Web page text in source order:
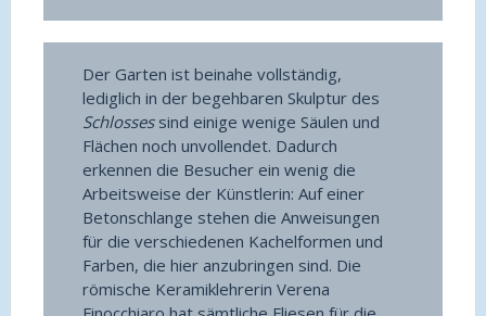
Der Garten ist beinahe vollständig,
lediglich in der begehbaren Skulptur des
Schlossessind einige wenige Säulen und
Flächen noch unvollendet. Dadurch
erkennen die Besucher ein wenig die
Arbeitsweise der Künstlerin: Auf einer
Betonschlange stehen die Anweisungen
für die verschiedenen Kachelformen und
Farben, die hier anzubringen sind. Die
römische Keramiklehrerin Verena